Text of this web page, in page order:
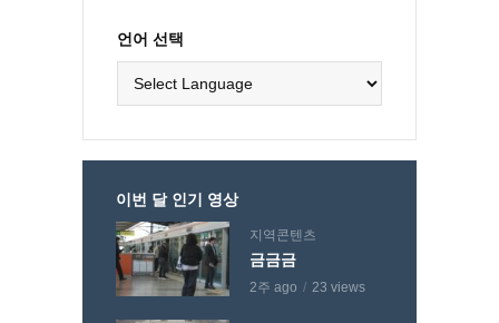
언어 선택
이번 달 인기 영상
지역콘텐츠
금금금
2주 ago 23 views